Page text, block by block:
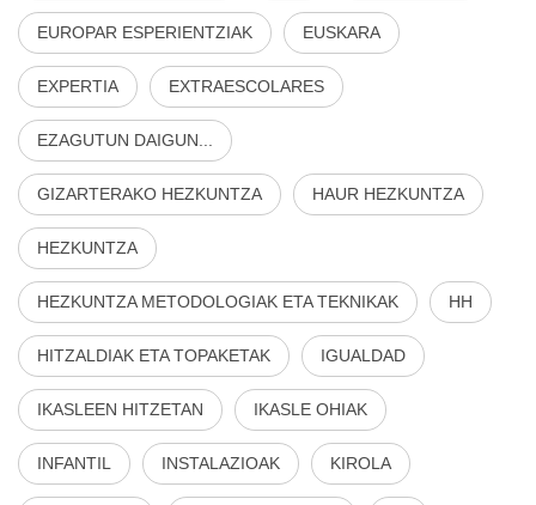
EUROPAR ESPERIENTZIAK EUSKARA
EXPERTIA EXTRAESCOLARES
EZAGUTUN DAIGUN...
GIZARTERAKO HEZKUNTZA HAUR HEZKUNTZA
HEZKUNTZA
HEZKUNTZA METODOLOGIAK ETA TEKNIKAK HH
HITZALDIAK ETA TOPAKETAK IGUALDAD
IKASLEEN HITZETAN IKASLE OHIAK
INFANTIL INSTALAZIOAK KIROLA